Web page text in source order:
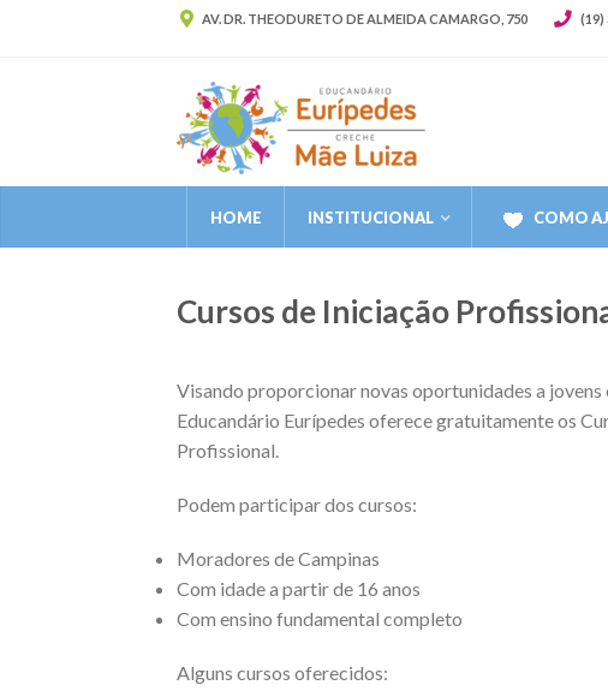
AV. DR. THEODURETO DE ALMEIDA CAMARGO, 750 (19)
HOME INSTITUCIONAL COMO
Cursos de Iniciação
Visando proporcionar novas oportunidades a jovens
Educandário Eurípedes oferece gratuitamente os
Profissional.
Podem participar dos cursos:
Moradores de Campinas
Com idade a partir de 16 anos
Com ensino fundamental completo
Alguns cursos oferecidos: